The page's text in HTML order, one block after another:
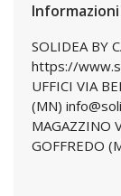
SOLIDEA BY
https://
UFFICI VIA
(MN)
MAGAZZINO
GOFFREDO